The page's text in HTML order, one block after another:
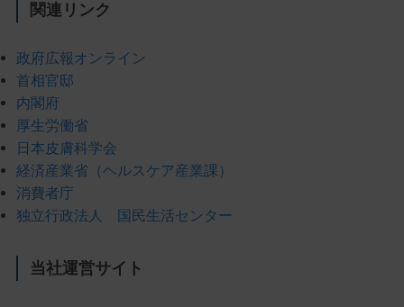
関連リンク
政府広報オンライン
首相官邸
内閣府
厚生労働省
日本皮膚科学会
経済産業省（ヘルスケア産業課）
消費者庁
独立行政法人 国民生活センター
当社運営サイト